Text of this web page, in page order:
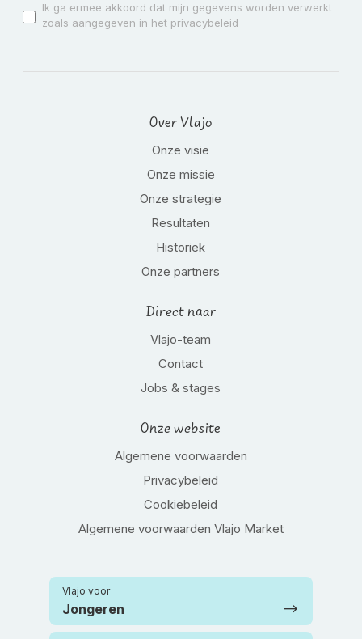
Ik ga ermee akkoord dat mijn gegevens worden verwerkt
zoals aangegeven in het privacybeleid
Over Vlajo
Onze visie
Onze missie
Onze strategie
Resultaten
Historiek
Onze partners
Direct naar
Vlajo-team
Contact
Jobs & stages
Onze website
Algemene voorwaarden
Privacybeleid
Cookiebeleid
Algemene voorwaarden Vlajo Market
Vlajo voor
Jongeren